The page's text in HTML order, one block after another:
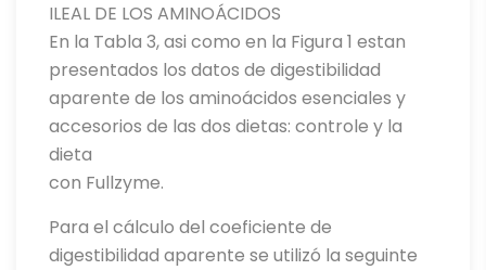
ILEAL DE LOS AMINOÁCIDOS
En la Tabla 3, asi como en la Figura 1 estan
presentados los datos de digestibilidad
aparente de los aminoácidos esenciales y
accesorios de las dos dietas: controle y la
dieta
con Fullzyme.
Para el cálculo del coeficiente de
digestibilidad aparente se utilizó la seguinte